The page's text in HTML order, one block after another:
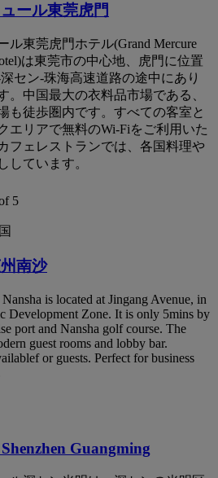
ール東莞虎門
ル東莞虎門ホテル(Grand Mercure
は東莞市の中心地、虎門に位置
セン-珠海高速道路の途中にあり
。中国最大の衣料品市場である、
も徒歩圏内です。すべての客室と
エリアで無料のWi-Fiをご利用いた
フェレストランでは、各国料理や
しています。
5
南沙
is located at Jingang Avenue, in
Development Zone. It is only 5mins by
port and Nansha golf course. The
guest rooms and lobby bar.
or guests. Perfect for business
Guangming